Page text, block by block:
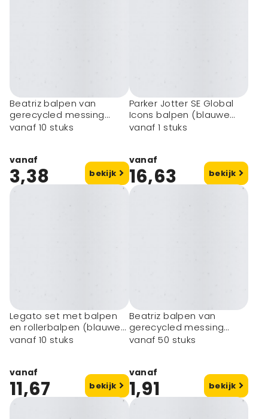
Beatriz balpen van
gerecycled messing
(blauwe inkt)
vanaf 10 stuks
vanaf
3,38 bekijk
Parker Jotter SE Global
Icons balpen (blauwe
inkt)
vanaf 1 stuks
vanaf
16,63 bekijk
Legato set met balpen
en rollerbalpen (blauwe
inkt)
vanaf 10 stuks
vanaf
11,67 bekijk
Beatriz balpen van
gerecycled messing
(zwarte inkt)
vanaf 50 stuks
vanaf
1,91 bekijk